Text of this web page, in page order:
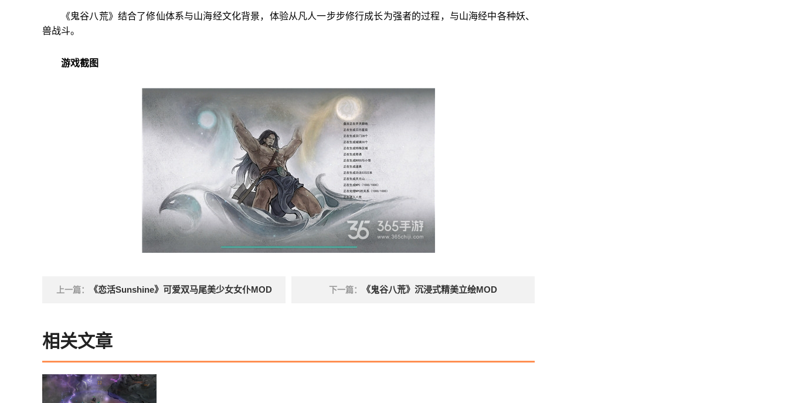
《鬼谷八荒》结合了修仙体系与山海经文化背景，体验从凡人一步步修行成长为强者的过程，与山海经中各种妖、
兽战斗。
游戏截图
上一篇： 《恋活Sunshine》可爱双马尾美少女女仆MOD 下一篇： 《鬼谷八荒》沉浸式精美立绘MOD
相关文章